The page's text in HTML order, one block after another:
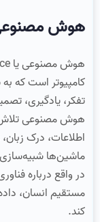
هوش
کامپیوتر است که
تفکر، یادگیری،
هوش مصنوعی تلاش
اطلاعات، درک
ماشین‌ها
در واقع درباره
مستقیم انسان،
کند.